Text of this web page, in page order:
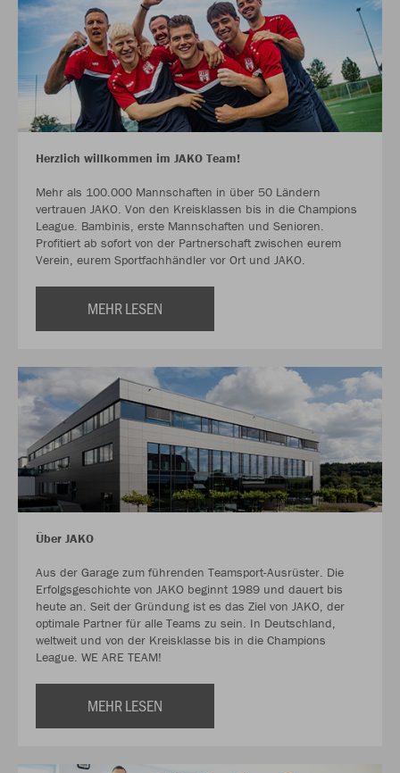
Herzlich willkommen im JAKO Team!
Mehr als 100.000 Mannschaften in über 50 Ländern
vertrauen JAKO. Von den Kreisklassen bis in die Champions
League. Bambinis, erste Mannschaften und Senioren.
Profitiert ab sofort von der Partnerschaft zwischen eurem
Verein, eurem Sportfachhändler vor Ort und JAKO.
MEHR LESEN
Über JAKO
Aus der Garage zum führenden Teamsport-Ausrüster. Die
Erfolgsgeschichte von JAKO beginnt 1989 und dauert bis
heute an. Seit der Gründung ist es das Ziel von JAKO, der
optimale Partner für alle Teams zu sein. In Deutschland,
weltweit und von der Kreisklasse bis in die Champions
League. WE ARE TEAM!
MEHR LESEN